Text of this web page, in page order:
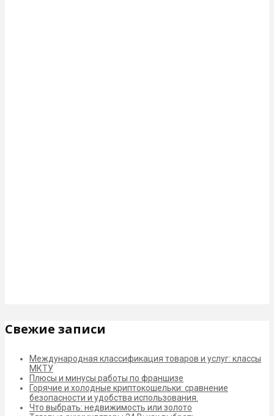
Свежие записи
Международная классификация товаров и услуг: классы
МКТУ
Плюсы и минусы работы по франшизе
Горячие и холодные криптокошельки: сравнение
безопасности и удобства использования.
Что выбрать: недвижимость или золото